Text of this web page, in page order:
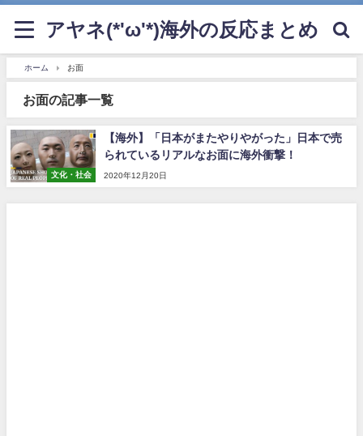
アヤネ(*'ω'*)海外の反応まとめ
ホーム お面
お面の記事一覧
文化・社会
【海外】「日本がまたやりやがった」日本で売
られているリアルなお面に海外衝撃！
2020年12月20日